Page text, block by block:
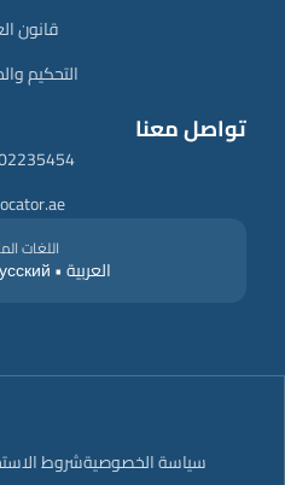
قانون
التحكيم
تواصل معنا
اللغات
العربية • English • Русский
سياسة الخصوصيةشروط